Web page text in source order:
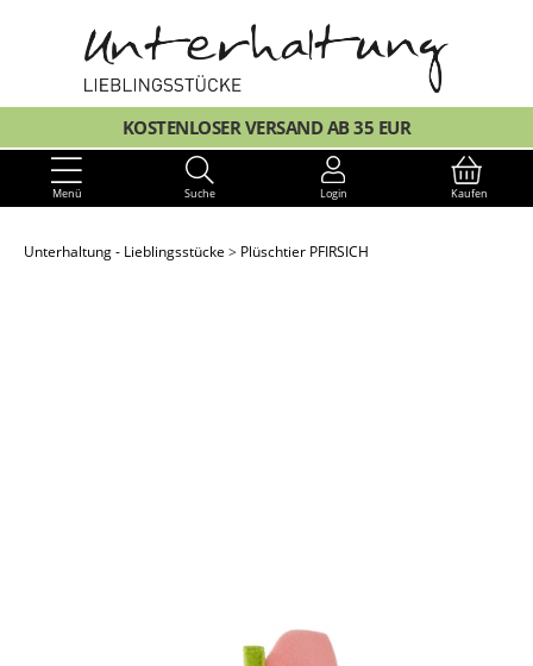
KOSTENLOSER VERSAND AB 35 EUR
Menü Suche Login Kaufen
Unterhaltung - Lieblingsstücke Plüschtier PFIRSICH